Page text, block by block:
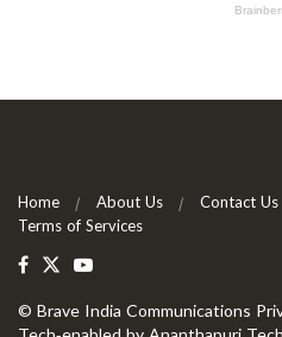
Home About Us Contact Us
Terms of Services
© Brave India Communications